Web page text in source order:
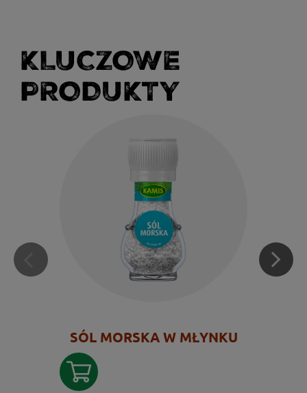
KLUCZOWE
PRODUKTY
SÓL MORSKA W MŁYNKU